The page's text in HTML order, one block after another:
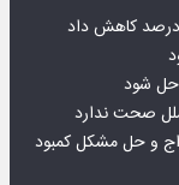
و حل مشکل کمبود